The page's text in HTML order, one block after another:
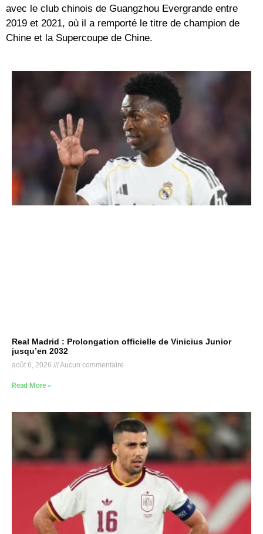
avec le club chinois de Guangzhou Evergrande entre
2019 et 2021, où il a remporté le titre de champion de
Chine et la Supercoupe de Chine.
Real Madrid : Prolongation officielle de Vinicius Junior
jusqu’en 2032
août 6, 2026 Aucun commentaire
Read More »